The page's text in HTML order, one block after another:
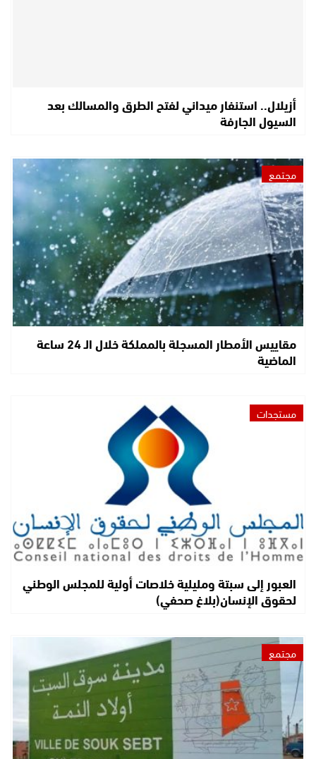
أزيلال.. استنفار ميداني لفتح الطرق والمسالك بعد
السيول الجارفة
مجتمع
مقاييس الأمطار المسجلة بالمملكة خلال الـ 24 ساعة
الماضية
مستجدات
العبور إلى سبتة ومليلية خلاصات أولية للمجلس الوطني
لحقوق الإنسان(بلاغ صحفي)
مجتمع